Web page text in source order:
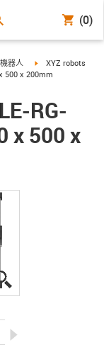
(0)
器人 igus-icon-arrow-
XYZ robots
500 x 200mm
RG-
x 500 x